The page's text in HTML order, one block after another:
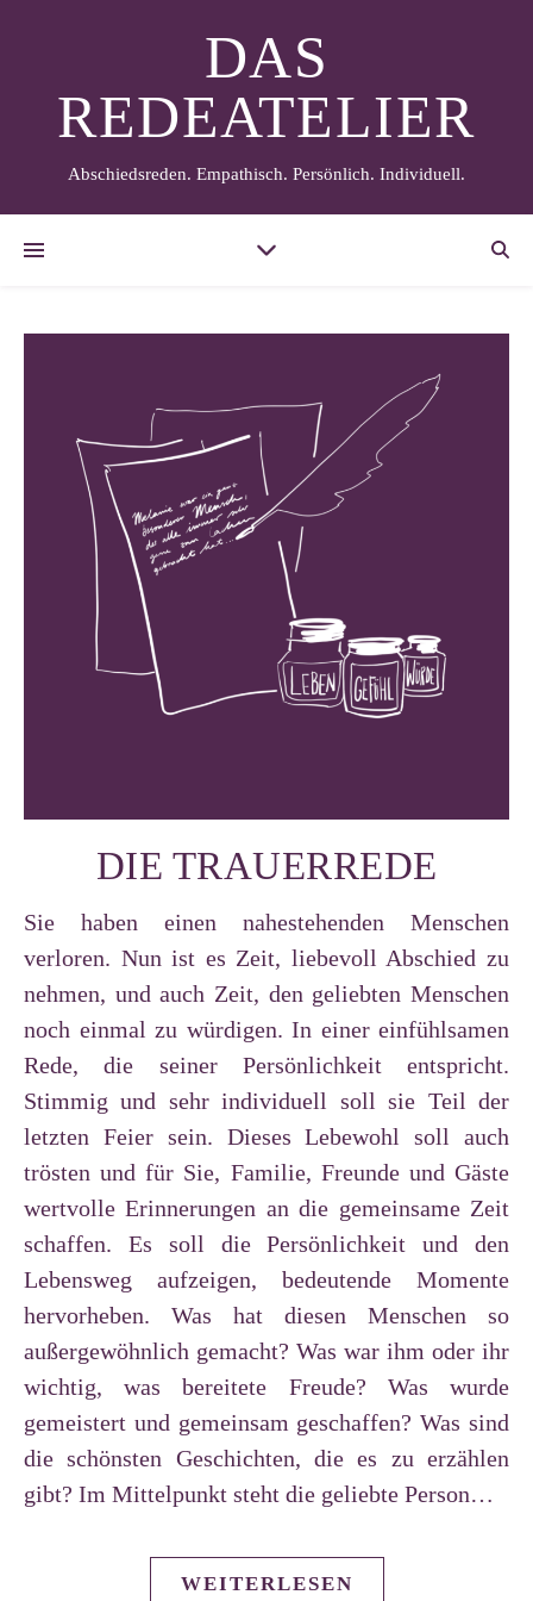
DAS
REDEATELIER
Abschiedsreden. Empathisch. Persönlich. Individuell.
DIE TRAUERREDE
Sie haben einen nahestehenden Menschen
verloren. Nun ist es Zeit, liebevoll Abschied zu
nehmen, und auch Zeit, den geliebten Menschen
noch einmal zu würdigen. In einer einfühlsamen
Rede, die seiner Persönlichkeit entspricht.
Stimmig und sehr individuell soll sie Teil der
letzten Feier sein. Dieses Lebewohl soll auch
trösten und für Sie, Familie, Freunde und Gäste
wertvolle Erinnerungen an die gemeinsame Zeit
schaffen. Es soll die Persönlichkeit und den
Lebensweg aufzeigen, bedeutende Momente
hervorheben. Was hat diesen Menschen so
außergewöhnlich gemacht? Was war ihm oder ihr
wichtig, was bereitete Freude? Was wurde
gemeistert und gemeinsam geschaffen? Was sind
die schönsten Geschichten, die es zu erzählen
gibt? Im Mittelpunkt steht die geliebte Person…
WEITERLESEN